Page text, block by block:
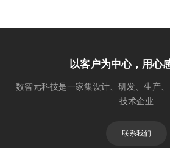
以客户为中心，用心
数智元科技是一家集设计、研发、生产
技术企业
联系我们